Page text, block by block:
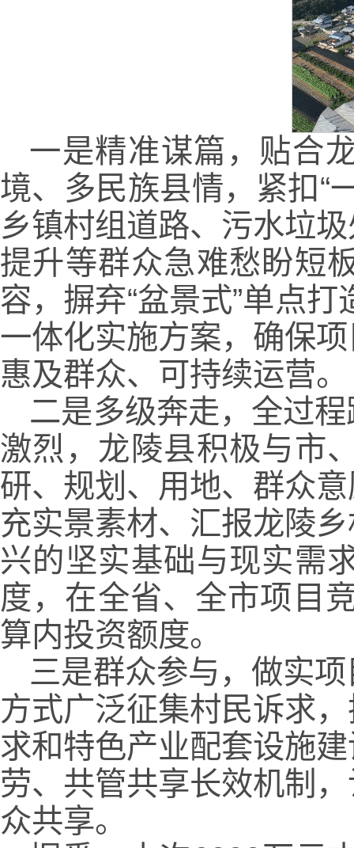
一是精准谋篇，贴合
境、多民族县情，紧扣“
乡镇村组道路、污水垃
提升等群众急难愁盼短
容，摒弃“盆景式”单点
一体化实施方案，确保
惠及群众、可持续运营。
二是多级奔走，全过
激烈，龙陵县积极与市
研、规划、用地、群众
充实景素材、汇报龙陵
兴的坚实基础与现实需
度，在全省、全市项目
算内投资额度。
三是群众参与，做实
方式广泛征集村民诉求
求和特色产业配套设施
劳、共管共享长效机制
众共享。